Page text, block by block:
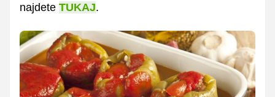
najdete TUKAJ.